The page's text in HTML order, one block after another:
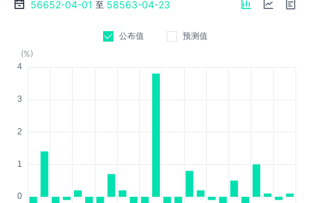
56652-04-01 至 58563-04-23
公布值
预测值
(%)